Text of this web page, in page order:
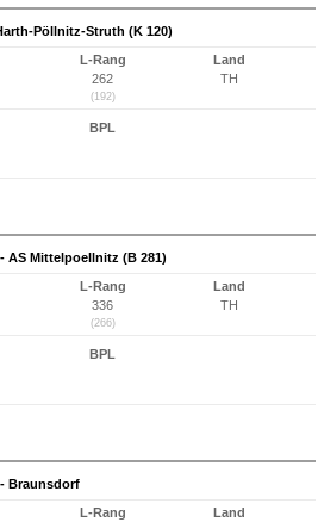
Pöllnitz-Struth (K 120)
L-Rang
262
(192)
Land
TH
BPL
AS Mittelpoellnitz (B 281)
L-Rang
336
(266)
Land
TH
BPL
Braunsdorf
L-Rang
Land